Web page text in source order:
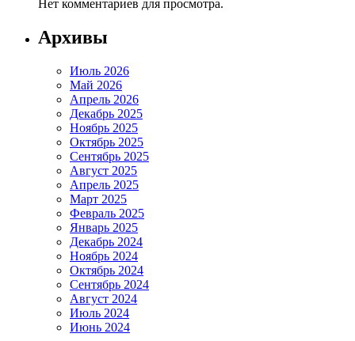
Нет комментариев для просмотра.
Архивы
Июль 2026
Май 2026
Апрель 2026
Декабрь 2025
Ноябрь 2025
Октябрь 2025
Сентябрь 2025
Август 2025
Апрель 2025
Март 2025
Февраль 2025
Январь 2025
Декабрь 2024
Ноябрь 2024
Октябрь 2024
Сентябрь 2024
Август 2024
Июль 2024
Июнь 2024